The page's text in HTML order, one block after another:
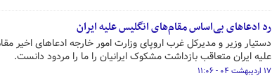
رد ادعاهای بی‌اساس مقام‌های انگلیس علیه ایران
دستیار وزیر و مدیرکل غرب اروپای وزارت امور خارجه ادعاهای
علیه ایران متعاقب بازداشت مشکوک ایرانیان را ما را مردود دانست.
۱۷ اردیبهشت ۰۴ - ۱۱:۰۶